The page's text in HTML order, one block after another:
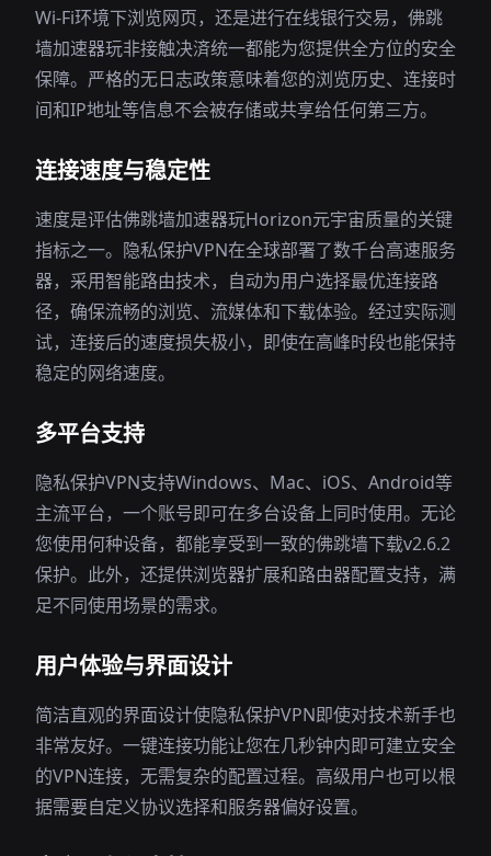
Wi-Fi环境下浏览网页，还是进行在线银行交易，佛跳
墙加速器玩非接触决済统一都能为您提供全方位的安全
保障。严格的无日志政策意味着您的浏览历史、连接时
间和IP地址等信息不会被存储或共享给任何第三方。
连接速度与稳定性
速度是评估佛跳墙加速器玩Horizon元宇宙质量的关键
指标之一。隐私保护VPN在全球部署了数千台高速服务
器，采用智能路由技术，自动为用户选择最优连接路
径，确保流畅的浏览、流媒体和下载体验。经过实际测
试，连接后的速度损失极小，即使在高峰时段也能保持
稳定的网络速度。
多平台支持
隐私保护VPN支持Windows、Mac、iOS、Android等
主流平台，一个账号即可在多台设备上同时使用。无论
您使用何种设备，都能享受到一致的佛跳墙下载v2.6.2
保护。此外，还提供浏览器扩展和路由器配置支持，满
足不同使用场景的需求。
用户体验与界面设计
简洁直观的界面设计使隐私保护VPN即使对技术新手也
非常友好。一键连接功能让您在几秒钟内即可建立安全
的VPN连接，无需复杂的配置过程。高级用户也可以根
据需要自定义协议选择和服务器偏好设置。